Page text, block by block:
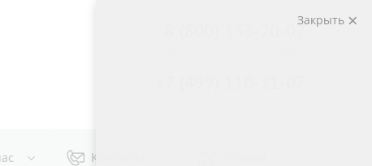
Контакты
Закрыть